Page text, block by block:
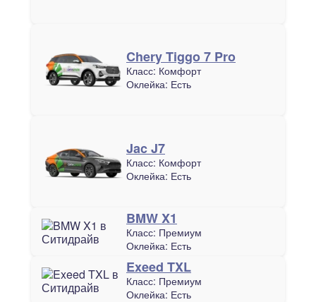
Chery Tiggo 7 Pro
Класс: Комфорт
Оклейка: Есть
Jac J7
Класс: Комфорт
Оклейка: Есть
BMW X1
Класс: Премиум
Оклейка: Есть
Exeed TXL
Класс: Премиум
Оклейка: Есть